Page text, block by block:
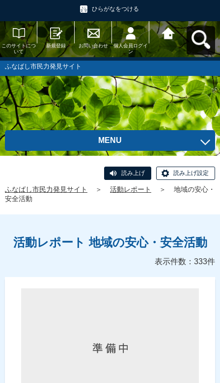
ひらがなをつける
このサイトにつ
いて
新規登録 お問い合わせ
個人会員ログイ
ン
ふなばし市民力
発見サイトへ戻
る
ふなばし市民力発見サイト
MENU
読み上げ 読み上げ設定
ふなばし市民力発見サイト ＞ 活動レポート ＞
地域の安心・
安全活動
活動レポート 地域の安心・安全活動
表示件数：333件